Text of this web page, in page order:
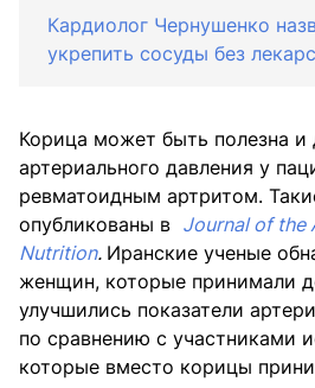
Кардиолог Чернушенко
укрепить сосуды без
Корица может быть полезна и
артериального давления у
ревматоидным артритом.
опубликованы в Journal of the
Nutrition. Иранские ученые
женщин, которые принимали
улучшились показатели
по сравнению с участниками
которые вместо корицы